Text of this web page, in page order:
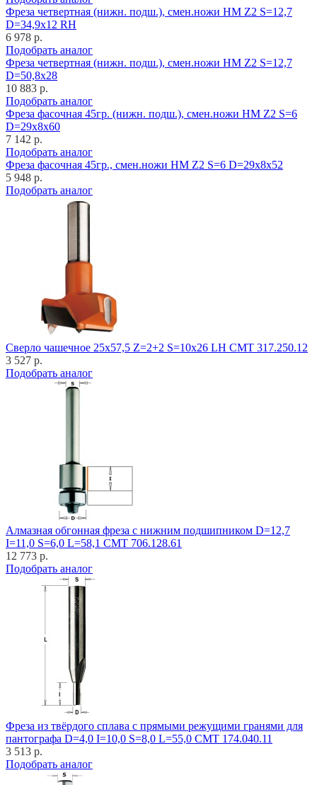
Фреза четвертная (нижн. подш.), смен.ножи HM Z2 S=12,7
D=34,9x12 RH
6 978 р.
Подобрать аналог
Фреза четвертная (нижн. подш.), смен.ножи HM Z2 S=12,7
D=50,8x28
10 883 р.
Подобрать аналог
Фреза фасочная 45гр. (нижн. подш.), смен.ножи HM Z2 S=6
D=29x8x60
7 142 р.
Подобрать аналог
Фреза фасочная 45гр., смен.ножи HM Z2 S=6 D=29x8x52
5 948 р.
Подобрать аналог
Cверло чашечное 25x57,5 Z=2+2 S=10x26 LH CMT 317.250.12
3 527 р.
Подобрать аналог
Алмазная обгонная фреза с нижним подшипником D=12,7
I=11,0 S=6,0 L=58,1 CMT 706.128.61
12 773 р.
Подобрать аналог
Фреза из твёрдого сплава с прямыми режущими гранями для
пантографа D=4,0 I=10,0 S=8,0 L=55,0 CMT 174.040.11
3 513 р.
Подобрать аналог